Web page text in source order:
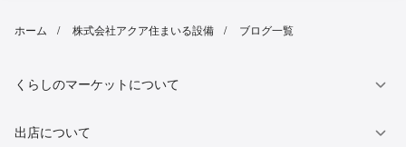
ホーム 株式会社アクア住まいる設備 ブログ一覧
くらしのマーケットについて
出店について